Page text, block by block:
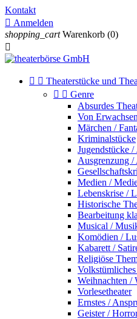
Kontakt
 Anmelden
shopping_cart Warenkorb (0)

  Theaterstücke und
  Genre
Absurdes
Von
Märchen /
Kriminalstücke
Jugendstücke /
Ausgrenzung /
Medien /
Lebenskrise /
Historische
Bearbeitung
Musical /
Komödien /
Kabarett /
Religiöse
Weihnachten /
Vorlesetheater
Ernstes /
Geister /